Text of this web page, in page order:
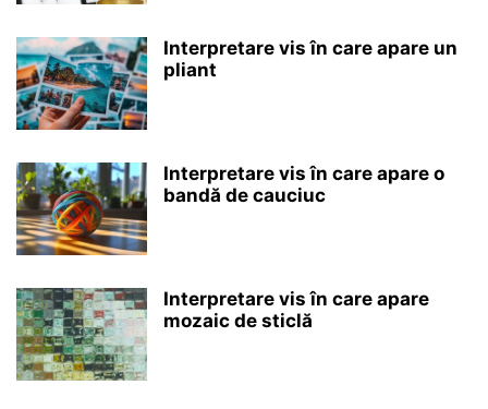
Interpretare vis în care apare un
pliant
Interpretare vis în care apare o
bandă de cauciuc
Interpretare vis în care apare
mozaic de sticlă